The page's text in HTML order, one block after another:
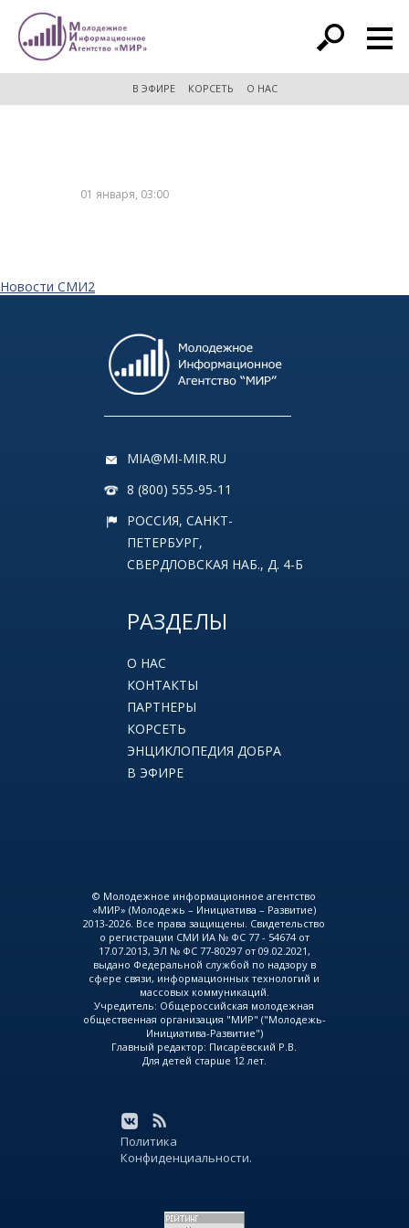
расширенный поиск
В ЭФИРЕ КОРСЕТЬ О НАС
01 января, 03:00
Новости СМИ2
MIA@MI-MIR.RU
8 (800) 555-95-11
РОССИЯ, САНКТ-
ПЕТЕРБУРГ,
СВЕРДЛОВСКАЯ НАБ., Д. 4-Б
РАЗДЕЛЫ
О НАС
КОНТАКТЫ
ПАРТНЕРЫ
КОРСЕТЬ
ЭНЦИКЛОПЕДИЯ ДОБРА
В ЭФИРЕ
© Молодежное информационное агентство
«МИР» (Молодежь – Инициатива – Развитие)
2013-2026. Все права защищены. Свидетельство
о регистрации СМИ ИА № ФС 77 - 54674 от
17.07.2013, ЭЛ № ФС 77-80297 от 09.02.2021,
выдано Федеральной службой по надзору в
сфере связи, информационных технологий и
массовых коммуникаций.
Учредитель: Общероссийская молодежная
общественная организация "МИР" ("Молодежь-
Инициатива-Развитие")
Главный редактор: Писарёвский Р.В.
Для детей старше 12 лет.
Политика
Конфиденциальности.